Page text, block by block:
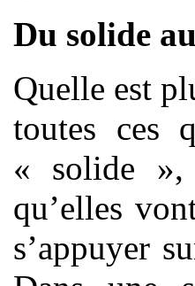
Du solide
Quelle est
toutes ces
« solide »,
qu’elles
s’appuyer